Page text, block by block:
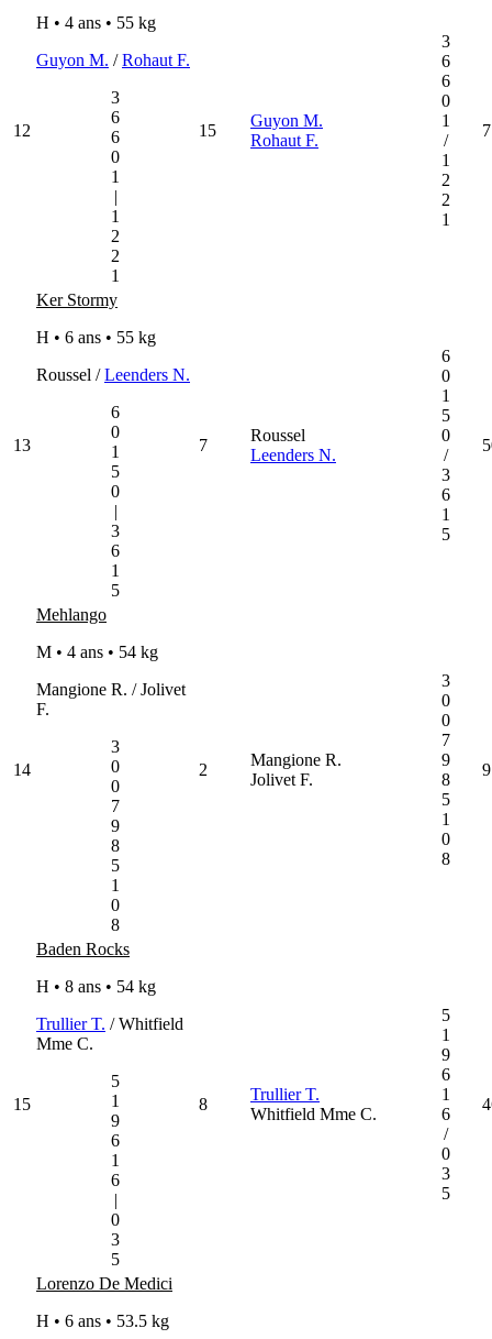
12
H • 4 ans • 55 kg
Guyon M. /Rohaut F.
3
6
6
0
1
|
1
2
2
1
15
Guyon M.
Rohaut F.
3
6
6
0
1
/
1
2
2
1
13
Ker Stormy
H • 6 ans • 55 kg
Roussel /Leenders N.
6
0
1
5
0
|
3
6
1
5
7
Roussel
Leenders N.
6
0
1
5
0
/
3
6
1
5
14
Mehlango
M • 4 ans • 54 kg
Mangione R. / Jolivet
F.
3
0
0
7
9
8
5
1
0
8
2
Mangione R.
Jolivet F.
3
0
0
7
9
8
5
1
0
8
15
Baden Rocks
H • 8 ans • 54 kg
Trullier T. / Whitfield
Mme C.
5
1
9
6
1
6
|
0
3
5
8
Trullier T.
Whitfield Mme C.
5
1
9
6
1
6
/
0
3
5
Lorenzo De Medici
H • 6 ans • 53.5 kg